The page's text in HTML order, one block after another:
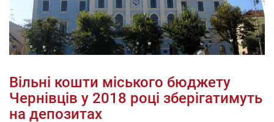
Вільні кошти міського бюджету
Чернівців у 2018 році зберігатимуть
на депозитах